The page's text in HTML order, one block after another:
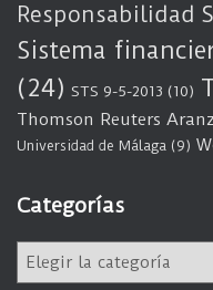
Responsabilidad
Sistema
(24) STS 9-5-2013 (10)
Thomson Reuters
Universidad de Málaga (9)
Categorías